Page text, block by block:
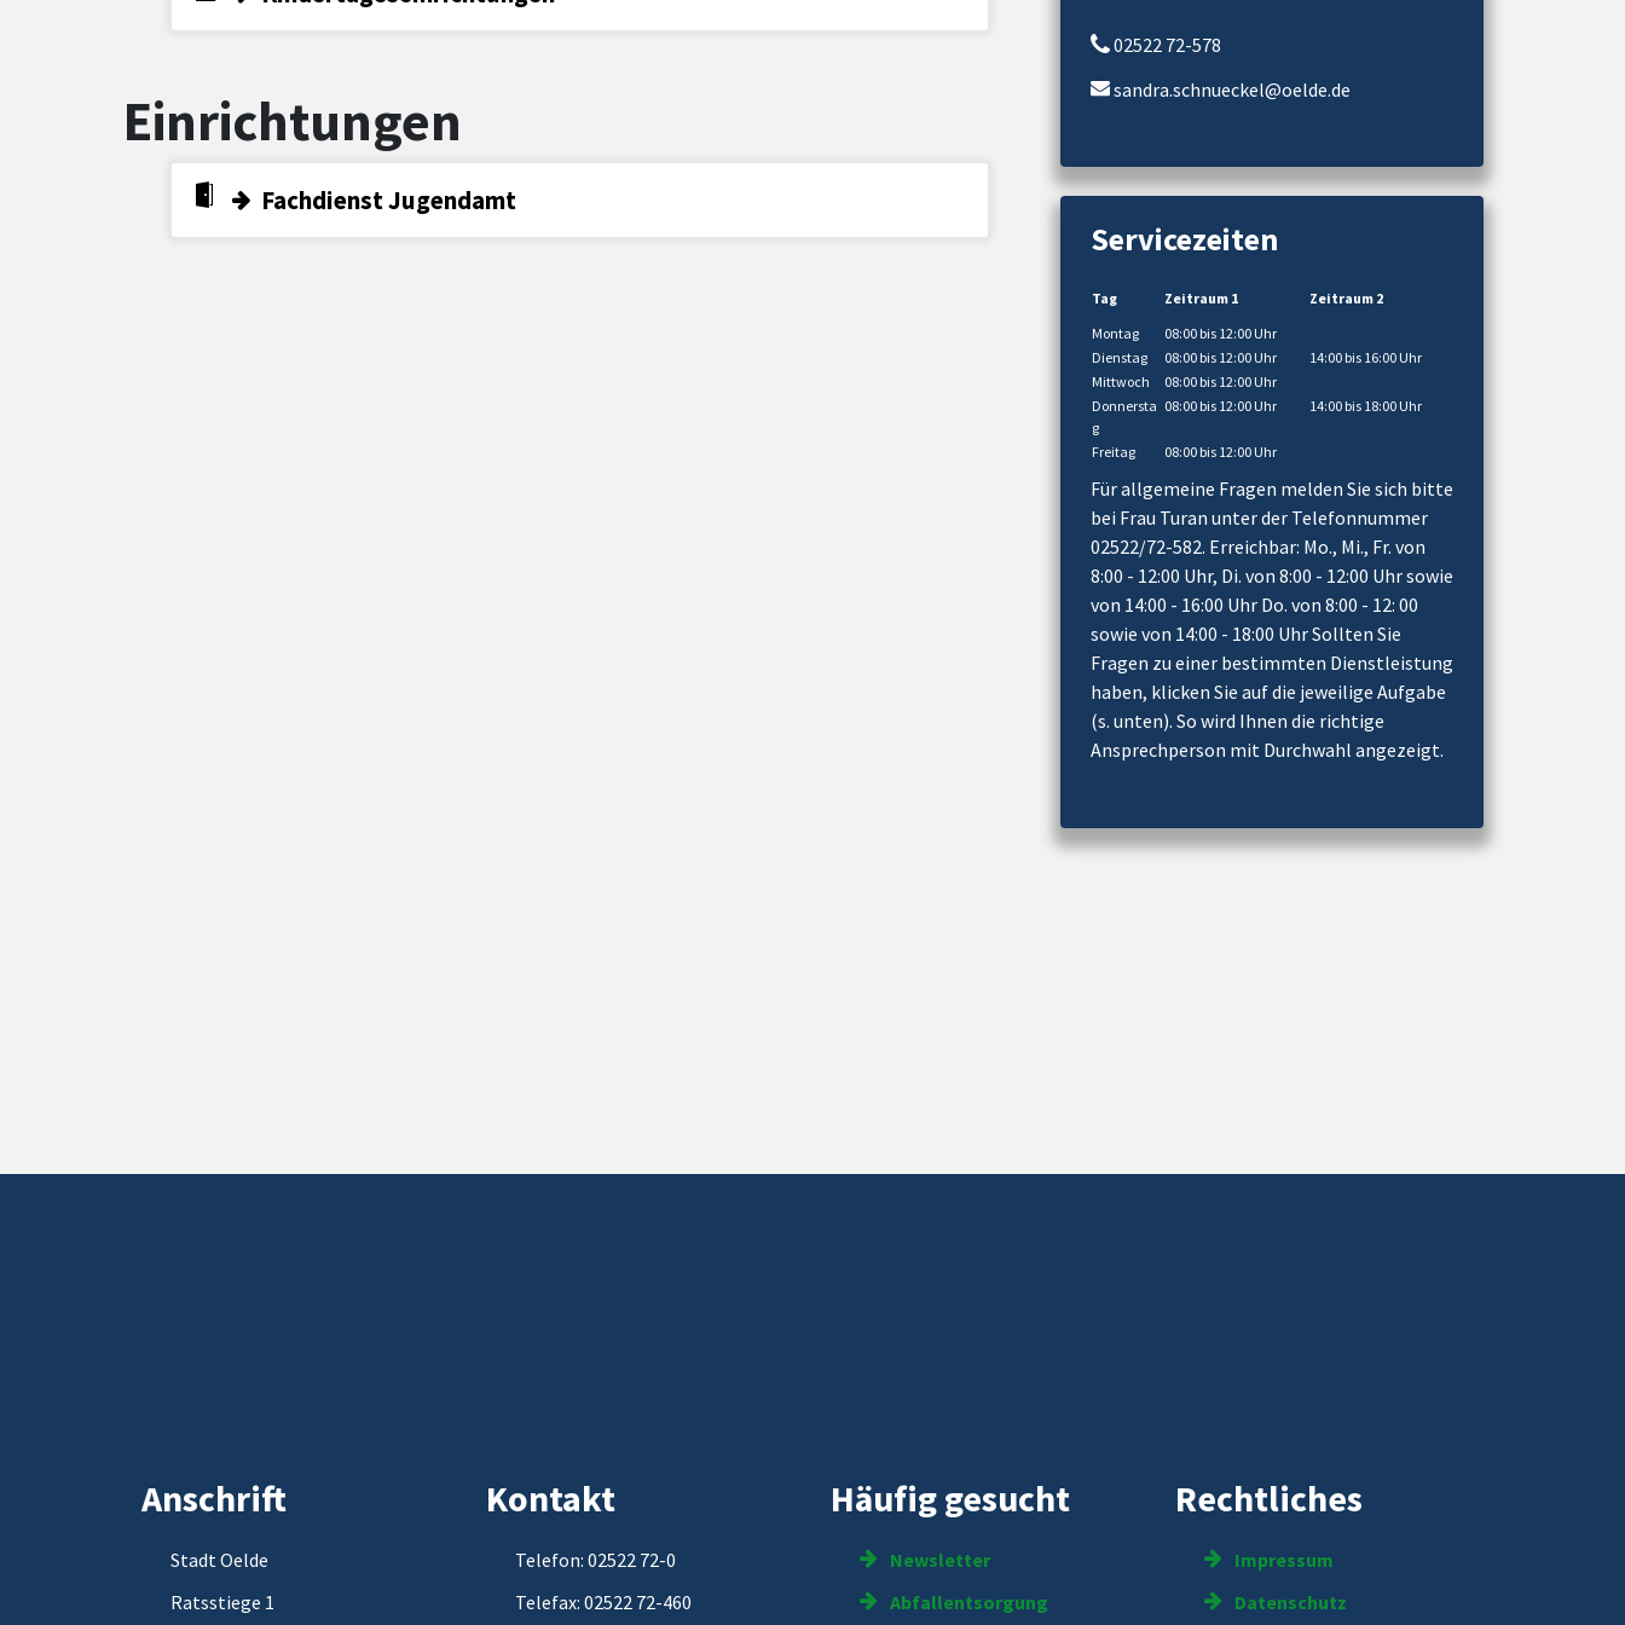
Einrichtungen
Fachdienst Jugendamt
02522 72-578
sandra.schnueckel@oelde.de
Servicezeiten
Tag Zeitraum 1
Zeitraum 2
Montag
08:00 bis 12:00 Uhr
Dienstag
08:00 bis 12:00 Uhr
14:00 bis 16:00 Uhr
Mittwoch
08:00 bis 12:00 Uhr
Donnersta
g
08:00 bis 12:00 Uhr 14:00 bis 18:00 Uhr
Freitag 08:00 bis 12:00 Uhr
Für allgemeine Fragen melden Sie sich bitte
bei Frau Turan unter der Telefonnummer
02522/72-582. Erreichbar: Mo., Mi., Fr. von
8:00 - 12:00 Uhr, Di. von 8:00 - 12:00 Uhr sowie
von 14:00 - 16:00 Uhr Do. von 8:00 - 12: 00
sowie von 14:00 - 18:00 Uhr Sollten Sie
Fragen zu einer bestimmten Dienstleistung
haben, klicken Sie auf die jeweilige Aufgabe
(s. unten). So wird Ihnen die richtige
Ansprechperson mit Durchwahl angezeigt.
Anschrift
Stadt Oelde
Ratsstiege 1
Kontakt
Telefon: 02522 72-0
Telefax: 02522 72-460
Häufig gesucht
Newsletter
Abfallentsorgung
Rechtliches
Impressum
Datenschutz